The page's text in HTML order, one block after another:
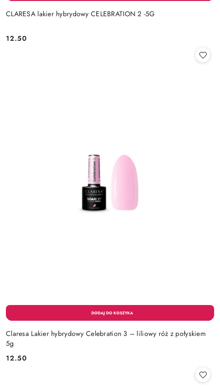
CLARESA lakier hybrydowy CELEBRATION 2 -5G
Cena:
12.50
Claresa Lakier hybrydowy Celebration 3 – liliowy róż z połyskiem
5g
Cena:
12.50